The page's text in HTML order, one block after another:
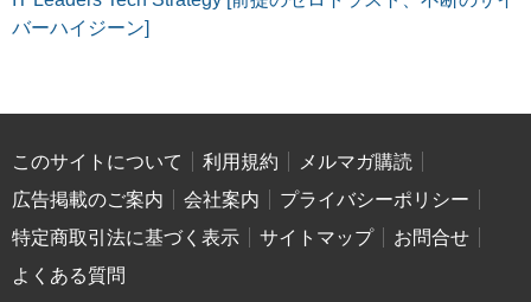
バーハイジーン]
このサイトについて 利用規約
メルマガ購読
広告掲載のご案内
会社案内
プライバシーポリシー
特定商取引法に基づく表示
サイトマップ
お問合せ
よくある質問